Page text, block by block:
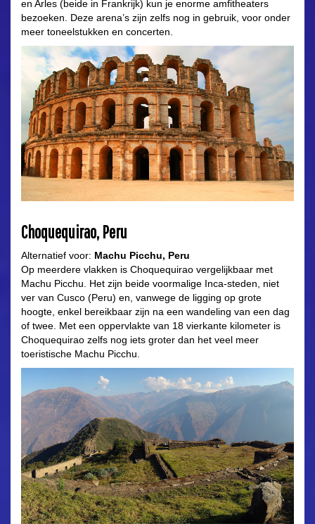
en Arles (beide in Frankrijk) kun je enorme amfitheaters
bezoeken. Deze arena’s zijn zelfs nog in gebruik, voor onder
meer toneelstukken en concerten.
Choquequirao, Peru
Alternatief voor: Machu Picchu, Peru
Op meerdere vlakken is Choquequirao vergelijkbaar met
Machu Picchu. Het zijn beide voormalige Inca-steden, niet
ver van Cusco (Peru) en, vanwege de ligging op grote
hoogte, enkel bereikbaar zijn na een wandeling van een dag
of twee. Met een oppervlakte van 18 vierkante kilometer is
Choquequirao zelfs nog iets groter dan het veel meer
toeristische Machu Picchu.